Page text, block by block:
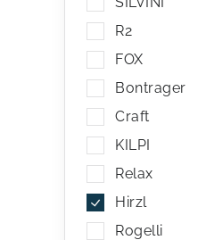
R2
FOX
Bontrager
Craft
KILPI
Relax
Hirzl
Rogelli